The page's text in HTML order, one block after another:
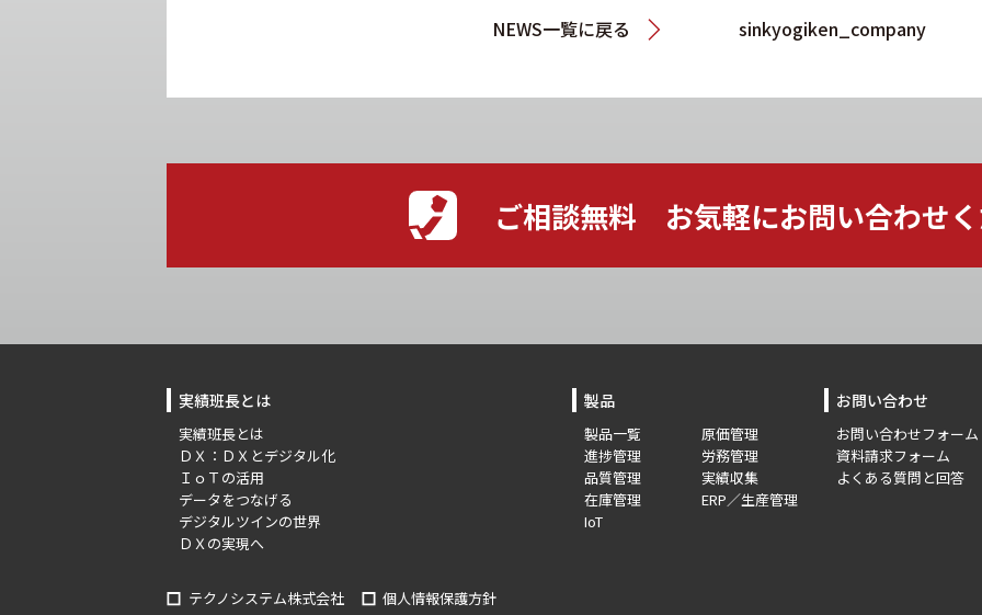
NEWS一覧に戻る sinkyogiken_company
ご相談無料 お気軽にお問い合わせ
実績班長とは
実績班長とは
ＤＸ：ＤＸとデジタル化
ＩｏＴの活用
データをつなげる
デジタルツインの世界
ＤＸの実現へ
製品
製品一覧
進捗管理
品質管理
在庫管理
IoT
原価管理
労務管理
実績収集
ERP／生産管理
お問い合わせ
お問い合わせフォーム
資料請求フォーム
よくある質問と回答
テクノシステム株式会社 個人情報保護方針